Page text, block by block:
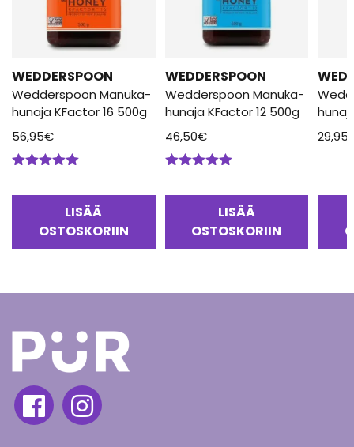
WEDDERSPOON
Wedderspoon Manuka-
hunaja KFactor 16 500g
56,95€
LISÄÄ
OSTOSKORIIN
WEDDERSPOON
Wedderspoon Manuka-
hunaja KFactor 12 500g
46,50€
LISÄÄ
OSTOSKORIIN
29,95